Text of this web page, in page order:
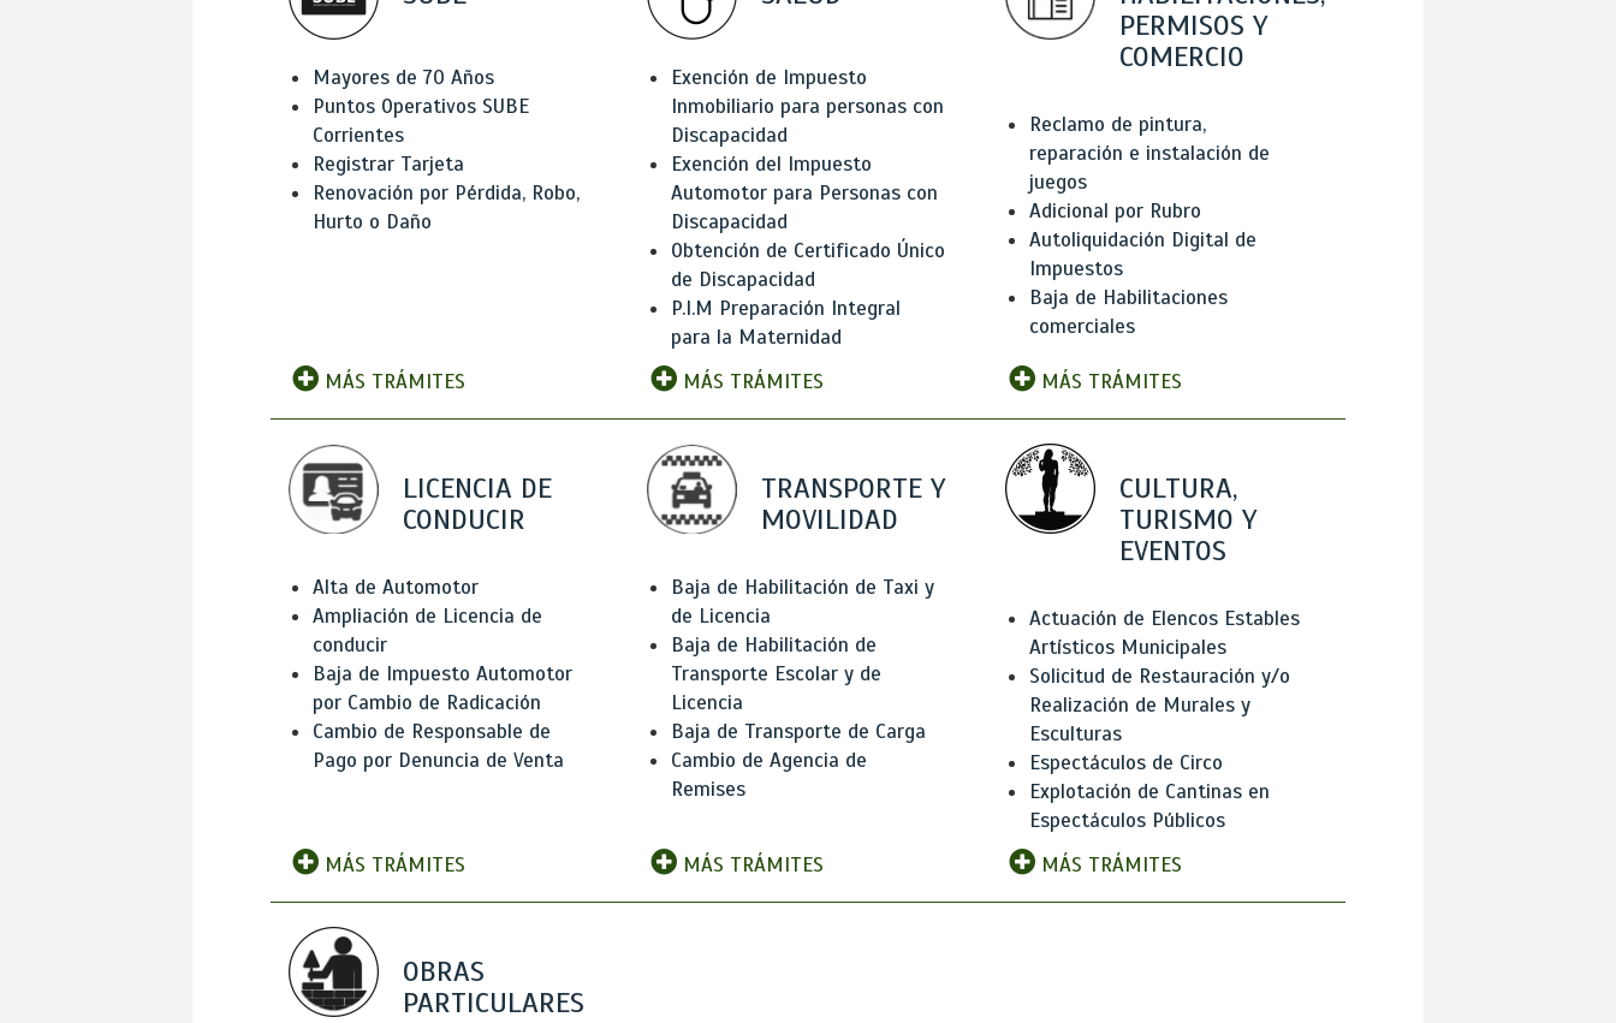
Mayores de 70 Años
Puntos Operativos SUBE
Corrientes
Registrar Tarjeta
Renovación por Pérdida, Robo,
Hurto o Daño
MÁS TRÁMITES
Exención de Impuesto
Inmobiliario para personas con
Discapacidad
Exención del Impuesto
Automotor para Personas con
Discapacidad
Obtención de Certificado Único
de Discapacidad
P.I.M Preparación Integral
para la Maternidad
MÁS TRÁMITES
PERMISOS Y
COMERCIO
Reclamo de pintura,
reparación e instalación de
juegos
Adicional por Rubro
Autoliquidación Digital de
Impuestos
Baja de Habilitaciones
comerciales
MÁS TRÁMITES
LICENCIA DE
CONDUCIR
Alta de Automotor
Ampliación de Licencia de
conducir
Baja de Impuesto Automotor
por Cambio de Radicación
Cambio de Responsable de
Pago por Denuncia de Venta
MÁS TRÁMITES
TRANSPORTE Y
MOVILIDAD
Baja de Habilitación de Taxi y
de Licencia
Baja de Habilitación de
Transporte Escolar y de
Licencia
Baja de Transporte de Carga
Cambio de Agencia de
Remises
MÁS TRÁMITES
CULTURA,
TURISMO Y
EVENTOS
Actuación de Elencos Estables
Artísticos Municipales
Solicitud de Restauración y/o
Realización de Murales y
Esculturas
Espectáculos de Circo
Explotación de Cantinas en
Espectáculos Públicos
MÁS TRÁMITES
OBRAS
PARTICULARES